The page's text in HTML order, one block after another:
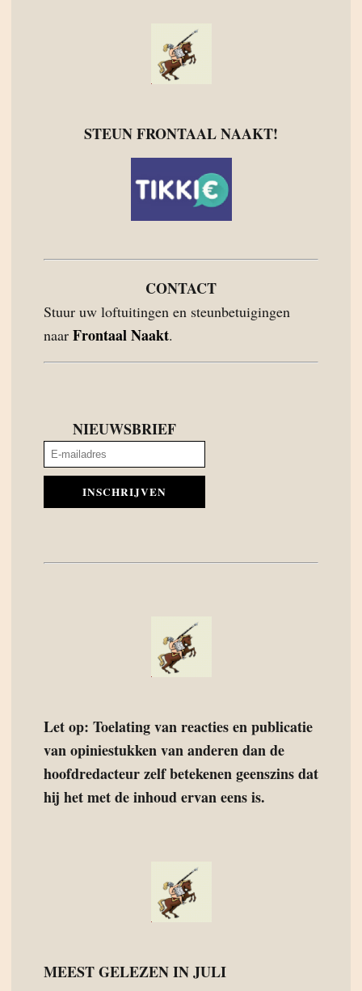
STEUN FRONTAAL NAAKT!
CONTACT
Stuur uw loftuitingen en steunbetuigingen
naar Frontaal Naakt.
NIEUWSBRIEF
INSCHRIJVEN
Let op: Toelating van reacties en publicatie
van opiniestukken van anderen dan de
hoofdredacteur zelf betekenen geenszins dat
hij het met de inhoud ervan eens is.
MEEST GELEZEN IN JULI